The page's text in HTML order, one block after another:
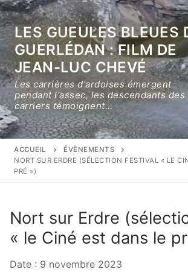
Aller
au
contenu
LES GUEULES BLEUES
GUERLÉDAN : FILM DE
JEAN-LUC CHEVÉ
Les carrières d'ardoises émergent
pendant l'assec, les descendants des
carriers témoignent…
Rechercher :
ACCUEIL
ÉVÈNEMENTS
NORT SUR ERDRE (SÉLECTION FESTIVAL « LE
PRÉ »)
Nort sur Erdre
« le Ciné est dans le
Date : 9 novembre 2023